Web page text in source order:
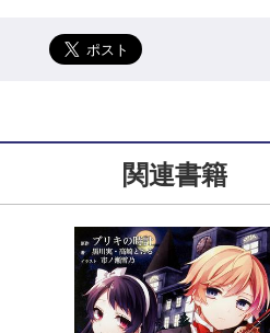
関連書籍